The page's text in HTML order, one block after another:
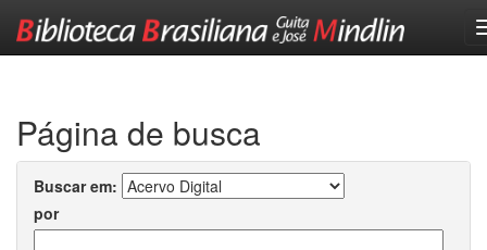
Página de busca
Buscar em:
por